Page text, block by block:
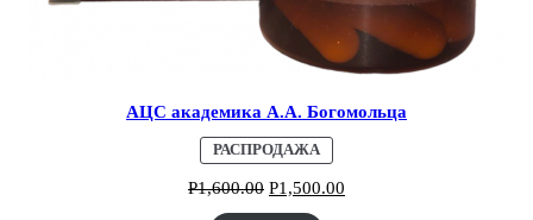
АЦС академика А.А. Богомольца
РАСПРОДАЖАПРОДАВАЕМЫЙ
ТОВАР
Р1,600.00 Р1,500.00